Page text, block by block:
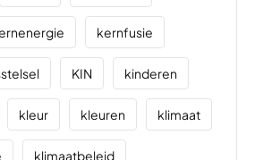
kernfusie
KIN kinderen
kleur kleuren klimaat
klimaatbeleid